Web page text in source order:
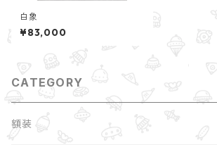
白象
¥83,000
CATEGORY
額装